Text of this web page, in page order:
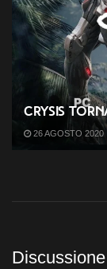
Crysis
26 AGOSTO 2020